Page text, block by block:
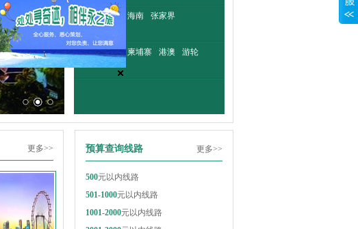
云南 北京 海南 张家界
出境游
泰国 韩国 柬埔寨 港澳 游轮
更多>> 预算查询线路 更多>>
500元以内线路
501-1000元以内线路
1001-2000元以内线路